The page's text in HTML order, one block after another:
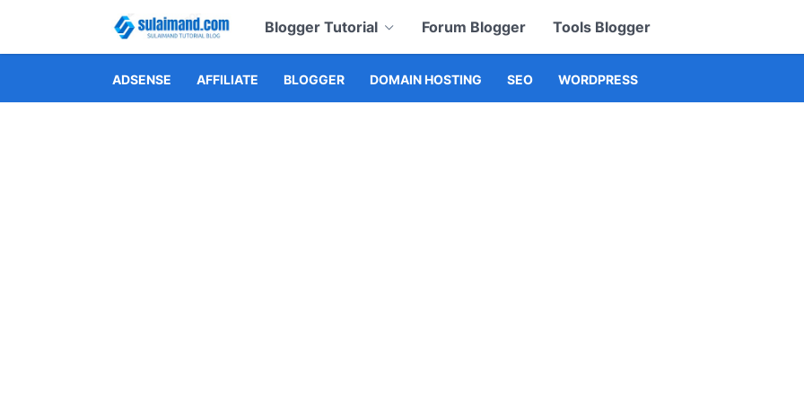
Blogger Tutorial Forum Blogger Tools Blogger
ADSENSE AFFILIATE BLOGGER DOMAIN HOSTING SEO WORDPRESS